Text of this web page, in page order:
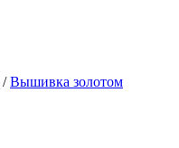
/Вышивка золотом